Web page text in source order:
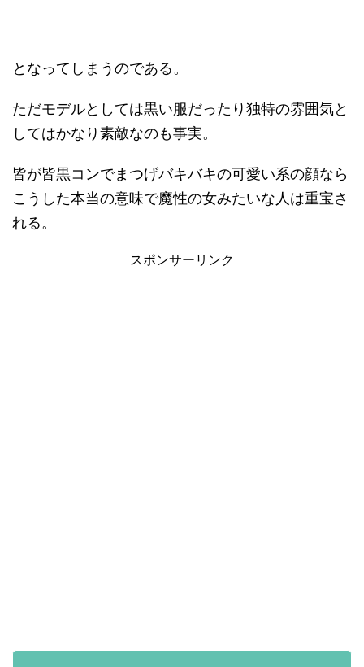
となってしまうのである。
ただモデルとしては黒い服だったり独特の雰囲気と
してはかなり素敵なのも事実。
皆が皆黒コンでまつげバキバキの可愛い系の顔なら
こうした本当の意味で魔性の女みたいな人は重宝さ
れる。
スポンサーリンク